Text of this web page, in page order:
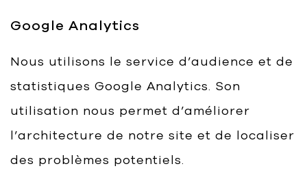
Google Analytics
Nous utilisons le service d’audience et de
statistiques Google Analytics. Son
utilisation nous permet d’améliorer
l’architecture de notre site et de localiser
des problèmes potentiels.